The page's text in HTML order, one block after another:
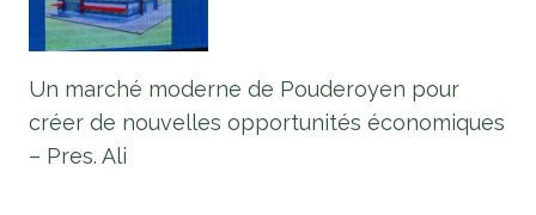
Un marché moderne de Pouderoyen pour
créer de nouvelles opportunités économiques
– Pres. Ali